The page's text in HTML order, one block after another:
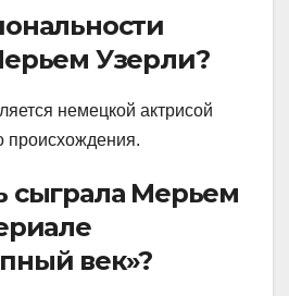
Узерли?
немецкой актрисой
происхождения.
сыграла Мерьем
век»?